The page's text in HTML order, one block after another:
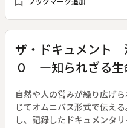
らす田守人の棚田への思いを
題）の監督を任されたのが
中学生カントク颯悟くんの
「やぎの冒険」として２０
ザ・ドキュメント
０ ―知られざる
自然や人の営みが繰り広げ
じてオムニバス形式で伝え
し、記録したドキュメンタ